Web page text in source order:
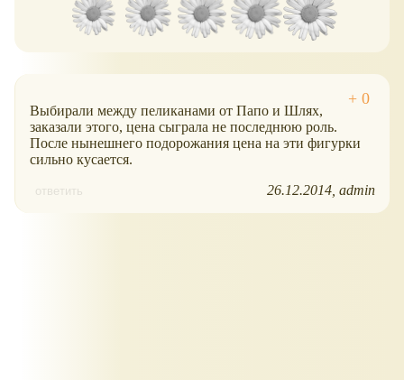
Выбирали между пеликанами от Папо и Шлях,
заказали этого, цена сыграла не последнюю роль.
После нынешнего подорожания цена на эти фигурки
сильно кусается.
ответить 26.12.2014 admin